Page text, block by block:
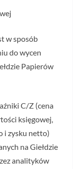
w sposób
do wycen
Papierów
C/Z (cena
księgowej,
i zysku netto)
na Giełdzie
analityków